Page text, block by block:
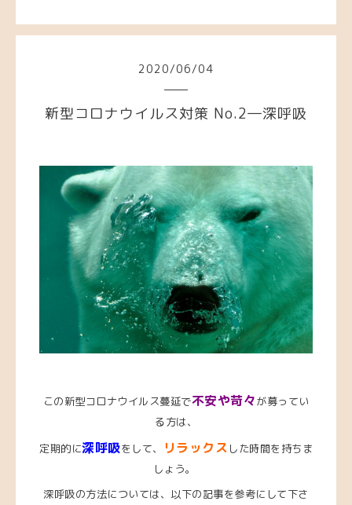
2020/06/04
新型コロナウイルス対策 No.2―深呼吸
この新型コロナウイルス蔓延で不安や苛々が募ってい
る方は、
定期的に深呼吸をして、 リラックス した時間を持ちま
しょう。
深呼吸の方法については、以下の記事を参考にして下さ